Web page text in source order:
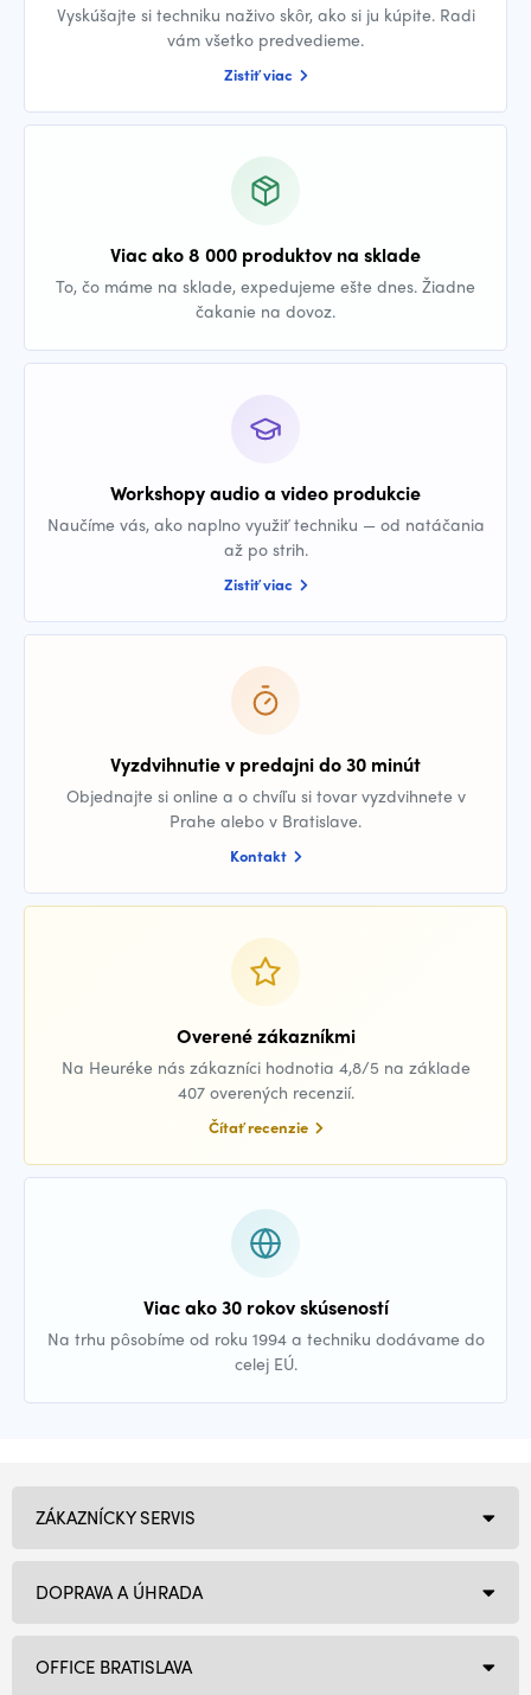
Vyskúšajte si techniku naživo skôr, ako si ju kúpite. Radi
vám všetko predvedieme.
Zistiť viac
Viac ako 8 000 produktov na sklade
To, čo máme na sklade, expedujeme ešte dnes. Žiadne
čakanie na dovoz.
Workshopy audio a video produkcie
Naučíme vás, ako naplno využiť techniku — od natáčania
až po strih.
Zistiť viac
Vyzdvihnutie v predajni do 30 minút
Objednajte si online a o chvíľu si tovar vyzdvihnete v
Prahe alebo v Bratislave.
Kontakt
Overené zákazníkmi
Na Heuréke nás zákazníci hodnotia 4,8/5 na základe
407 overených recenzií.
Čítať recenzie
Viac ako 30 rokov skúseností
Na trhu pôsobíme od roku 1994 a techniku dodávame do
celej EÚ.
OFFICE BRATISLAVA
ZÁKAZNÍCKY SERVIS
DOPRAVA A ÚHRADA